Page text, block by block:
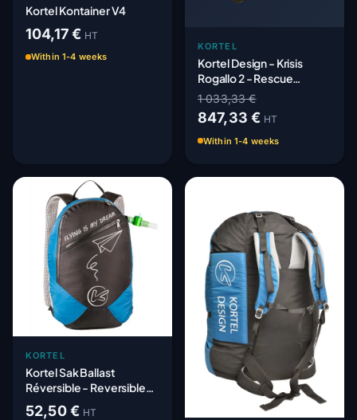
Kortel Kontainer V4
104,17 € HT
Within 1-4 weeks
KORTEL
Kortel Design - Krisis
Rogallo 2 - Rescue
Parachute - Solo
1 033,33 €
847,33 € HT
Within 1-4 weeks
KORTEL
Kortel Sak Ballast
Réversible - Reversible
Backpack
52,50 € HT